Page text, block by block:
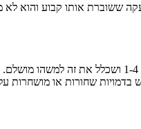
ששוברת אותו קבוע והוא
שחורות או מושחרות